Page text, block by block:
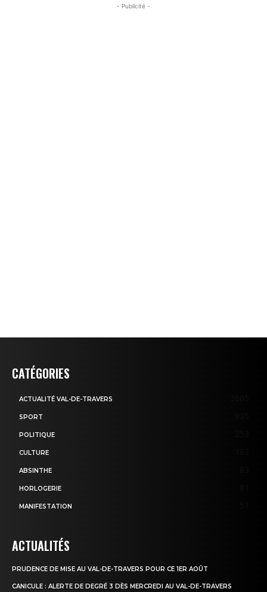
- Publicité -
CATÉGORIES
ACTUALITÉ VAL-DE-TRAVERS
SPORT
POLITIQUE
CULTURE
ABSINTHE
HORLOGERIE
MANIFESTATION
ACTUALITÉS
PRUDENCE DE MISE AU VAL-DE-TRAVERS POUR CE 1ER AOÛT
CANICULE : ALERTE DE DEGRÉ 3 DÈS MERCREDI AU VAL-DE-TRAVERS